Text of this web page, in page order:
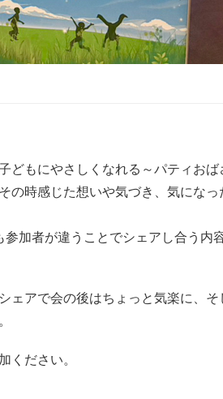
どもにやさしくなれる～パティおば
の時感じた想いや気づき、気になっ
加者が違うことでシェアし合う内
ェアで会の後はちょっと気楽に、そ
ください。